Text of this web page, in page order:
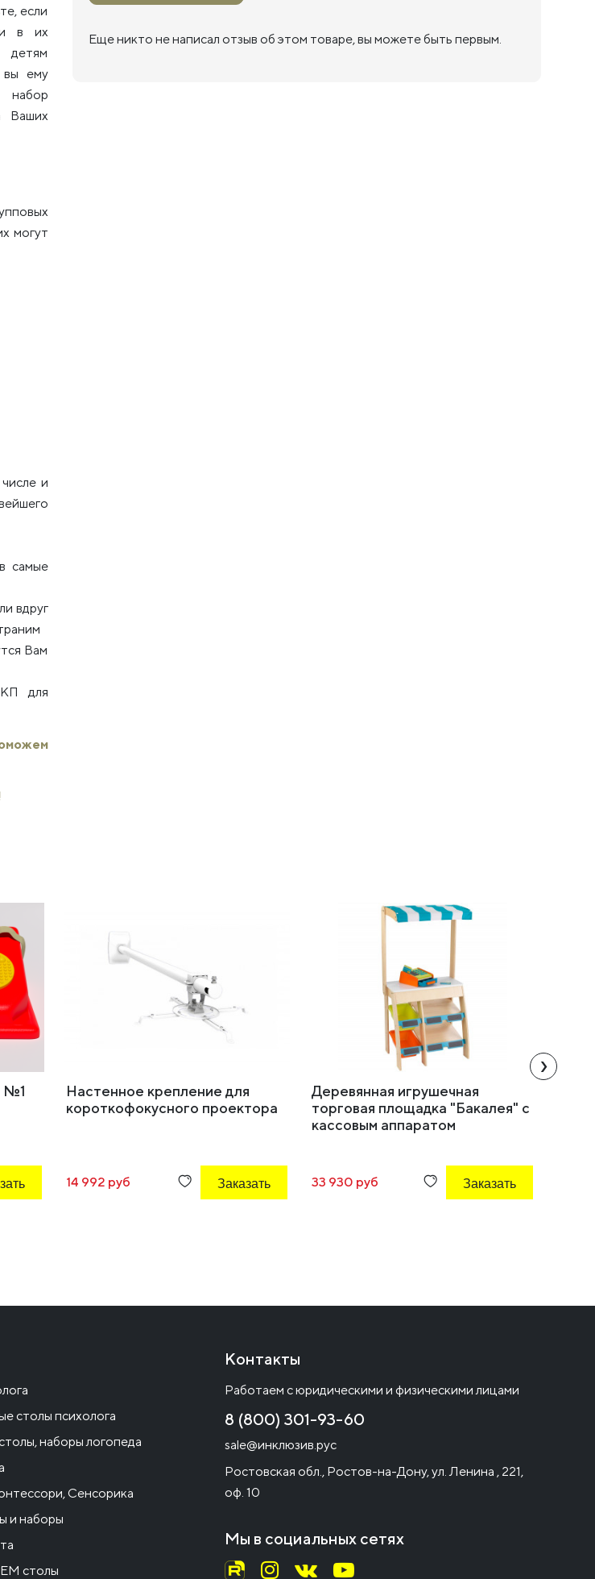
если
в их
детям
вы ему
набор
Ваших
могут
и
самые
вдруг
Вам
КП для
Еще никто не написал отзыв об этом товаре, вы можете быть первым.
№1
Настенное крепление для
короткофокусного проектора
14 992 руб Заказать
Деревянная игрушечная
торговая площадка "Бакалея" с
кассовым аппаратом
33 930 руб Заказать
›
столы психолога
наборы логопеда
Сенсорика
и наборы
столы
Контакты
Работаем с юридическими и физическими лицами
8 (800) 301-93-60
sale@инклюзив.рус
Ростовская обл., Ростов-на-Дону, ул. Ленина , 221,
оф. 10
Мы в социальных сетях